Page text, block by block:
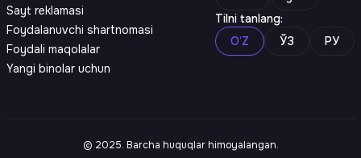
Sayt reklamasi
Foydalanuvchi shartnomasi
Foydali maqolalar
Yangi binolar uchun
Tilni tanlang:
O‘Z
ЎЗ РУ
© 2025. Barcha huquqlar himoyalangan.